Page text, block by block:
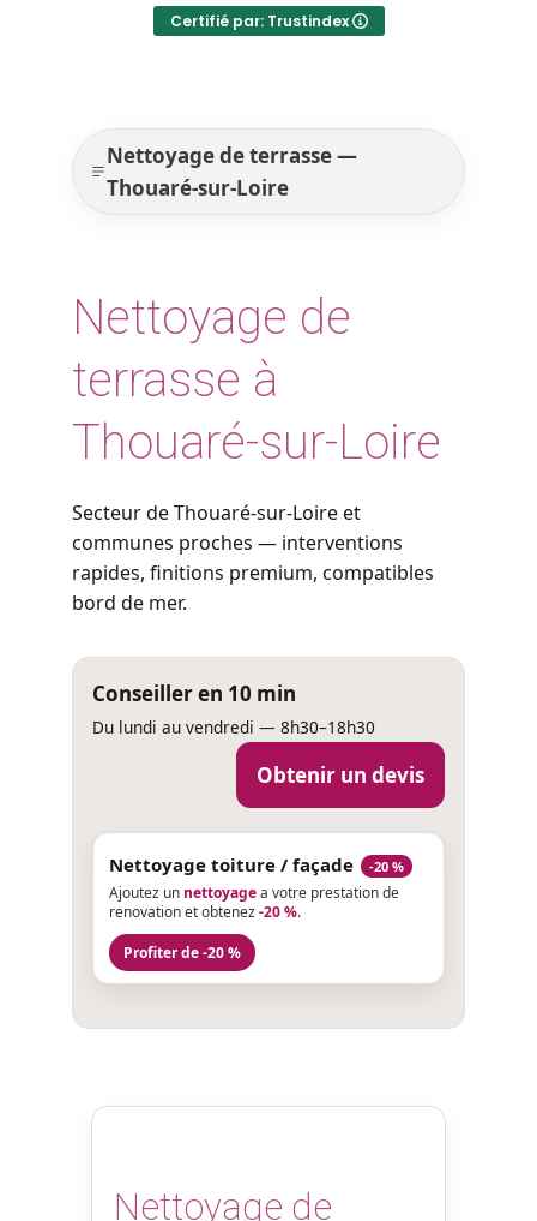
Certifié par: Trustindex
Nettoyage de terrasse —
Thouaré-sur-Loire
Nettoyage de
terrasse à
Thouaré-sur-Loire
Secteur de Thouaré-sur-Loire et
communes proches — interventions
rapides, finitions premium, compatibles
bord de mer.
Conseiller en 10 min
Du lundi au vendredi — 8h30–18h30
Obtenir un devis
Nettoyage toiture / façade -20 %
Ajoutez un nettoyagea votre prestation de
renovation et obtenez-20 %.
Profiter de -20 %
Nettoyage de